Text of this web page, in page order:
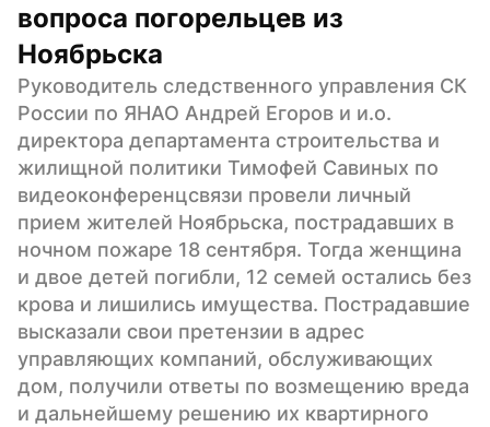
вопроса погорельцев из
Ноябрьска
Руководитель следственного управления СК
России по ЯНАО Андрей Егоров и и.о.
директора департамента строительства и
жилищной политики Тимофей Савиных по
видеоконференцсвязи провели личный
прием жителей Ноябрьска, пострадавших в
ночном пожаре 18 сентября. Тогда женщина
и двое детей погибли, 12 семей остались без
крова и лишились имущества. Пострадавшие
высказали свои претензии в адрес
управляющих компаний, обслуживающих
дом, получили ответы по возмещению вреда
и дальнейшему решению их квартирного